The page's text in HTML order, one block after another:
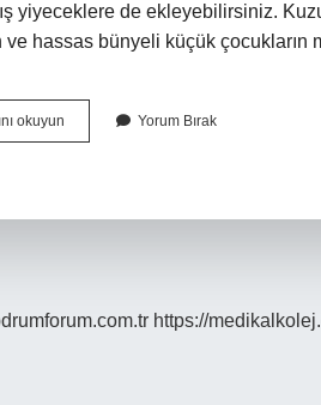
yiyeceklere de ekleyebilirsiniz.
ve hassas bünyeli küçük çocukların
okuyun
Göbeği
Yorum Bırak
https://